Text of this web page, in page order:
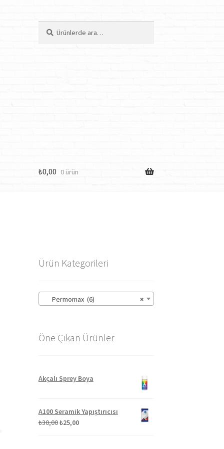
₺0,00 0 ürün
Ürün Kategorileri
×
Permomax (6)
Öne Çıkan Ürünler
Akçalı Sprey Boya
A100 Seramik Yapıştırıcısı
₺30,00Orijinal
₺25,00Şu